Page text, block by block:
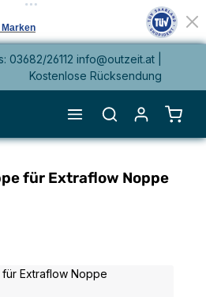
03682/26112 info@outzeit.at |
Kostenlose Rücksendung
für Extraflow Noppe